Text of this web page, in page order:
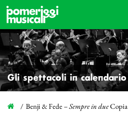
Gli spettacoli in calendario
Benji & Fede –Sempre in dueCopia